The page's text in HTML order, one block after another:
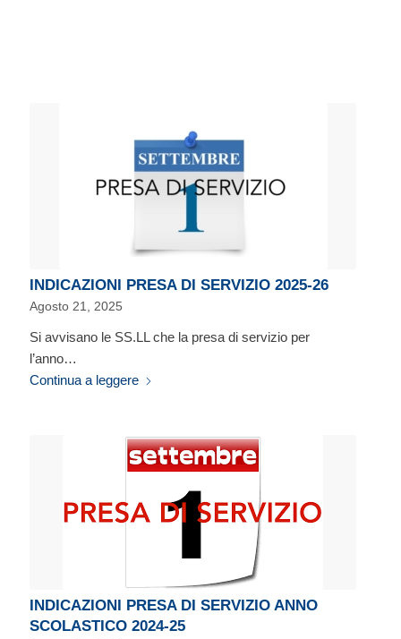
INDICAZIONI PRESA DI SERVIZIO 2025-26
Agosto 21, 2025
Si avvisano le SS.LL che la presa di servizio per
l’anno…
Continua a leggere
INDICAZIONI PRESA DI SERVIZIO ANNO
SCOLASTICO 2024-25